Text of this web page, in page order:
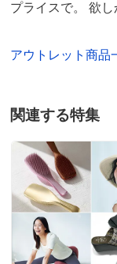
プライスで。 欲し
アウトレット商品
関連する特集